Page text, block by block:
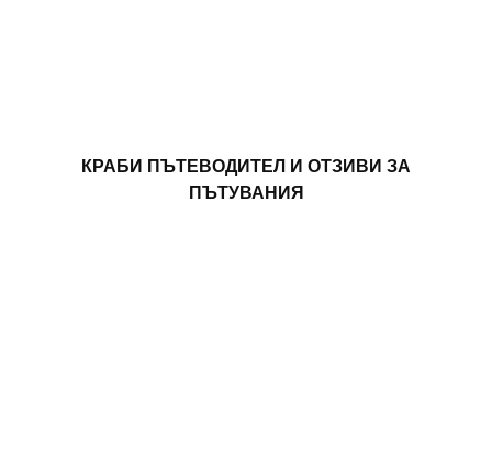
КРАБИ ПЪТЕВОДИТЕЛ И ОТЗИВИ ЗА
ПЪТУВАНИЯ